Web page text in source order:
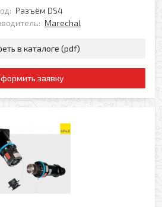
Разъём DS4
Marechal
в каталоге (pdf)
заявку